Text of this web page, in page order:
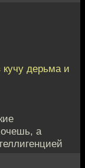
кучу дерьма и
а